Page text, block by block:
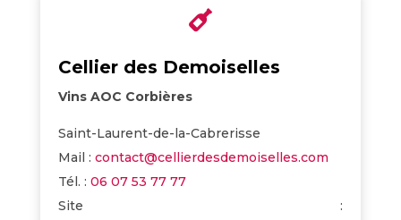

Cellier des Demoiselles
Vins AOC Corbières
Saint-Laurent-de-la-Cabrerisse
Mail : contact@cellierdesdemoiselles.com
Tél. : 06 07 53 77 77
Site :